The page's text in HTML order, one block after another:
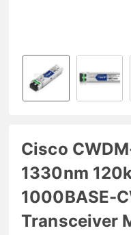
Cisco
1330nm
1000BASE-
Transceiver